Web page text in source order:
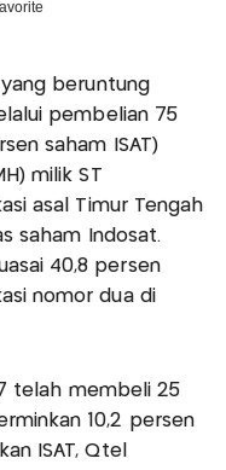
beruntung
pembelian 75
saham ISAT)
milik ST
asal Timur Tengah
saham Indosat.
40,8 persen
nomor dua di
telah membeli 25
10,2 persen
ISAT, Qtel